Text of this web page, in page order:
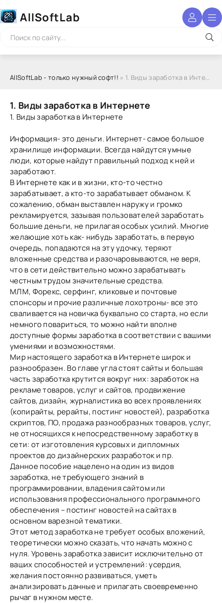
AllSoftLab
AllSoftLab - только нужный софт!! » 1. Виды заработка в Интернете
1. Виды заработка в Интернете
1. Виды заработка в Интернете
Информация- это деньги. Интернет- самое большое
хранилище информации. Всегда найдутся умные
люди, которые найдут правильный подход к ней и
заработают.
В Интернете как и в жизни, кто-то честно
зарабатывает, а кто-то зарабатывает обманом. К
сожалению, обман выставлен наружу и громко
рекламируется, зазывая пользователей заработать
большие деньги, не прилагая особых усилий. Многие
желающие хоть как- нибудь заработать, в первую
очередь, попадаются на эту удочку, теряют
вложенные средства и разочаровываются, не веря,
что в сети действительно можно зарабатывать
честным трудом значительные средства.
МЛМ, Форекс, серфинг, кликовые и почтовые
спонсоры и прочие различные лохотроны- все это
сваливается на новичка буквально со старта, но если
немного повариться, то можно найти вполне
доступные формы заработка в соответствии с вашими
умениями и возможностями.
Мир настоящего заработка в Интернете широк и
разнообразен. Во главе угла стоят сайты и большая
часть заработка крутится вокруг них: заработок на
рекламе товаров, услуг и сайтов, продвижение
сайтов, дизайн, журналистика во всех проявлениях
(копирайты, рерайты, постинг новостей), разработка
скриптов, ПО, продажа разнообразных товаров, услуг,
не относящихся к непосредственному заработку в
сети: от изготовления курсовых и дипломных
проектов до дизайнерских разработок и пр.
Данное пособие нацелено на один из видов
заработка, не требующего знаний в
программировании, владения сайтом или
использования профессионального программного
обеспечения – постинг новостей на сайтах в
основном варезной тематики.
Этот метод заработка не требует особых вложений,
теоретически можно сказать, что начать можно с
нуля. Уровень заработка зависит исключительно от
ваших способностей и устремлений: усердия,
желания постоянно развиваться, уметь
анализировать данные и прилагать своевременно
рычаг в нужном месте.